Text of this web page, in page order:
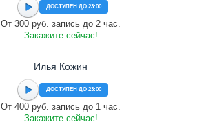
ДОСТУПЕН ДО 23:00
От 300 руб. запись до 2 час.
Закажите сейчас!
Илья Кожин
ДОСТУПЕН ДО 23:00
От 400 руб. запись до 1 час.
Закажите сейчас!